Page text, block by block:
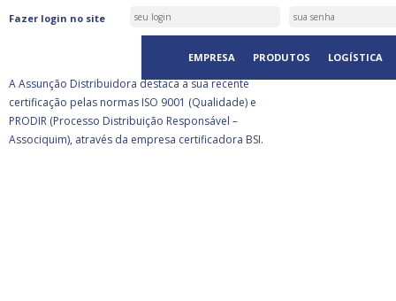
Fazer login no site
EMPRESA PRODUTOS LOGÍSTICA
ASSUNÇÃO DISTRIBUIDORA É
CERTIFICADA PELA BSI
A Assunção Distribuidora destaca a sua recente
certificação pelas normas ISO 9001 (Qualidade) e
PRODIR (Processo Distribuição Responsável –
Associquim), através da empresa certificadora BSI.